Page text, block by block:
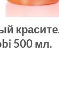
500 мл.